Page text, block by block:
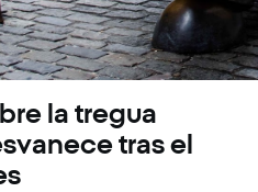
la tregua
tras el